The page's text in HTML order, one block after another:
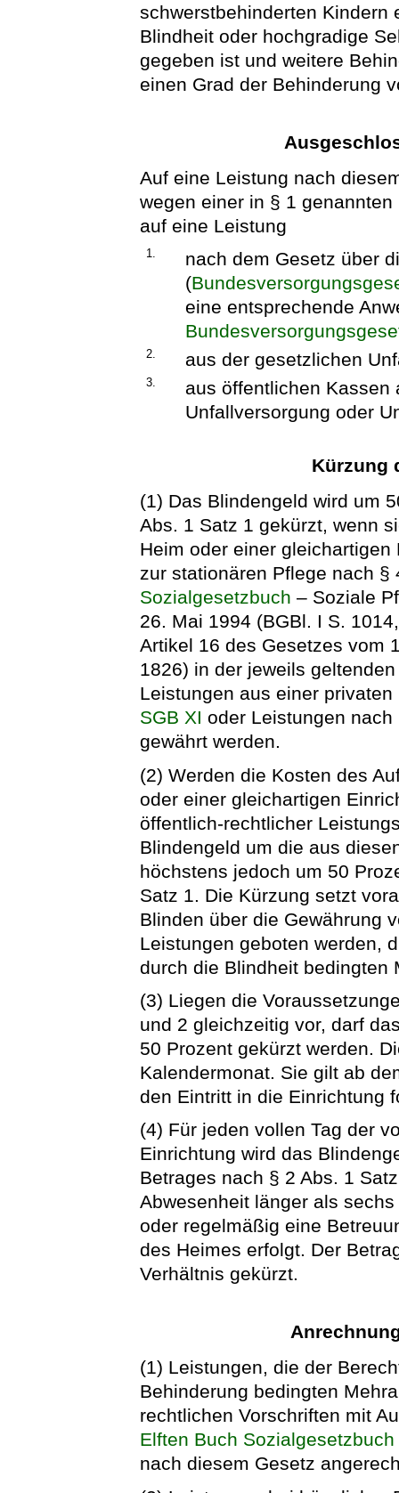
schwerstbehinderten Kindern
Blindheit oder hochgradige
gegeben ist und weitere
einen Grad der Behinderung
Auf eine Leistung nach
wegen einer in § 1
auf eine Leistung
1.
nach dem Gesetz über
(
eine entsprechende
2. aus der gesetzlichen
3.
aus öffentlichen Kassen
Unfallversorgung oder
Kürzung
(1) Das Blindengeld wird um
Abs. 1 Satz 1 gekürzt, wenn
Heim oder einer
zur stationären Pflege nach
Sozialgesetzbuch – Soziale
26. Mai 1994 (BGBl. I S.
Artikel 16 des Gesetzes vom
1826) in der jeweils
Leistungen aus einer
SGB XI oder Leistungen
gewährt werden.
(2) Werden die Kosten des
oder einer gleichartigen
öffentlich-rechtlicher
Blindengeld um die aus
höchstens jedoch um 50
Satz 1. Die Kürzung setzt
Blinden über die Gewährung
Leistungen geboten werden,
durch die Blindheit bedingten
(3) Liegen die
und 2 gleichzeitig vor, darf
50 Prozent gekürzt werden.
Kalendermonat. Sie gilt ab
den Eintritt in die Einrichtung
(4) Für jeden vollen Tag der
Einrichtung wird das
Betrages nach § 2 Abs. 1
Abwesenheit länger als
oder regelmäßig eine
des Heimes erfolgt. Der
Verhältnis gekürzt.
(1) Leistungen, die der
Behinderung bedingten
rechtlichen Vorschriften mit
Elften Buch Sozialgesetzbuch
nach diesem Gesetz